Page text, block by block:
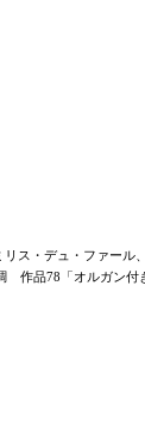
ス・デュ・ファール
作品78「オルガン